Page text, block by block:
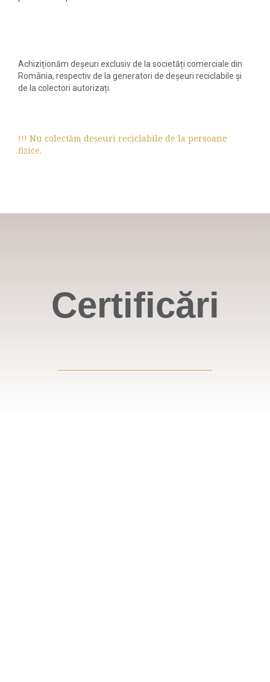
Achiziționăm deșeuri exclusiv de la societăți comerciale din
România, respectiv de la generatori de deșeuri reciclabile și
de la colectori autorizați.
!!! Nu colectăm deșeuri reciclabile de la persoane
fizice.
Certificări